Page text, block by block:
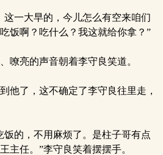
一大早的，今儿怎么有空来咱们
饭啊？吃什么？我这就给你拿？”
嘹亮的声音朝着李守良笑道。
他了，这不确定了李守良往里走，
的，不用麻烦了。是柱子哥有点
主任。”李守良笑着摆摆手。